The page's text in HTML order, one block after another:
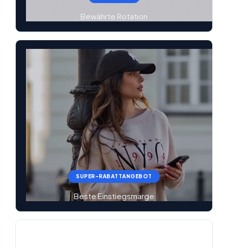
Bewährte Rotation
SUPER-RABATTANGEBOT
Beste Einstiegsmarge